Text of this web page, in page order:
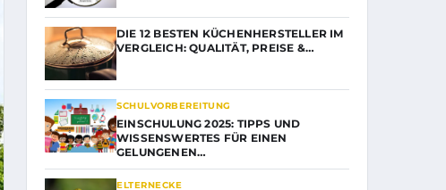
DIE 12 BESTEN KÜCHENHERSTELLER IM
VERGLEICH: QUALITÄT, PREISE &…
SCHULVORBEREITUNG
EINSCHULUNG 2025: TIPPS UND
WISSENSWERTES FÜR EINEN
GELUNGENEN…
ELTERNECKE